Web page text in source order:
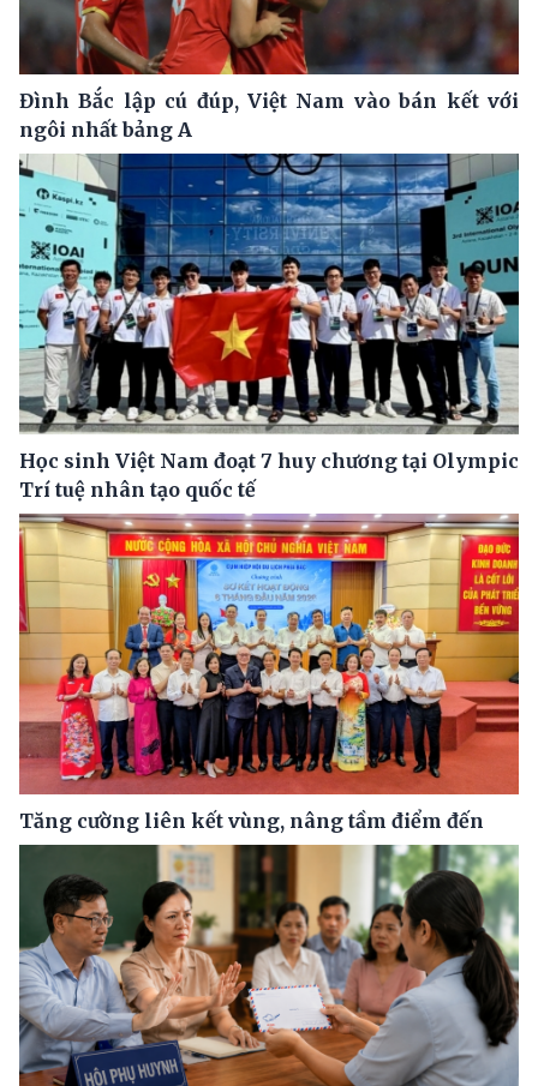
Đình Bắc lập cú đúp, Việt Nam vào bán kết với
ngôi nhất bảng A
Học sinh Việt Nam đoạt 7 huy chương tại Olympic
Trí tuệ nhân tạo quốc tế
Tăng cường liên kết vùng, nâng tầm điểm đến